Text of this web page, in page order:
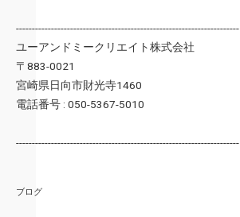
----------------------------------------------------------------------
ユーアンドミークリエイト株式会社
〒883-0021
宮崎県日向市財光寺1460
電話番号 : 050-5367-5010
----------------------------------------------------------------------
ブログ